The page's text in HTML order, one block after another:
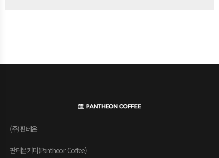
(주) 판테온
판테온커피(Pantheon Coffee)